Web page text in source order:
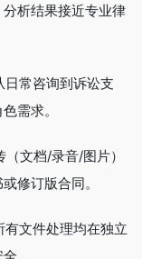
析结果接近专业律
日常咨询到诉讼支
需求。
文档/录音/图片）
修订版合同。
文件处理均在独立